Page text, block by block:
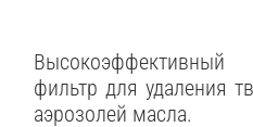
фильтр для удаления
аэрозолей масла.